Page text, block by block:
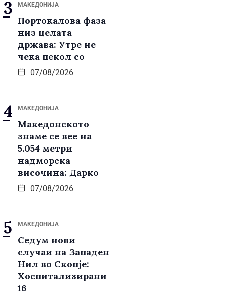
МАКЕДОНИЈА
Портокалова фаза
низ целата
држава: Утре не
чека пекол со
07/08/2026
МАКЕДОНИЈА
Македонското
знаме се вее на
5.054 метри
надморска
височина: Дарко
07/08/2026
МАКЕДОНИЈА
Седум нови
случаи на Западен
Нил во Скопје:
Хоспитализирани
16